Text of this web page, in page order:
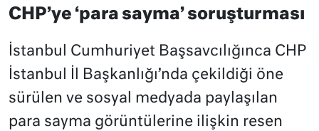
CHP’ye ‘para sayma’ soruşturması
İstanbul Cumhuriyet Başsavcılığınca CHP
İstanbul İl Başkanlığı’nda çekildiği öne
sürülen ve sosyal medyada paylaşılan
para sayma görüntülerine ilişkin resen